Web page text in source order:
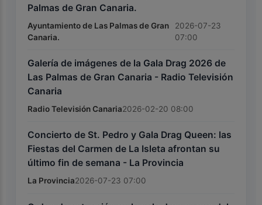
Palmas de Gran Canaria.
Ayuntamiento de Las Palmas de Gran
Canaria.
2026-07-23
07:00
Galería de imágenes de la Gala Drag 2026 de
Las Palmas de Gran Canaria - Radio Televisión
Canaria
Radio Televisión Canaria2026-02-20 08:00
Concierto de St. Pedro y Gala Drag Queen: las
Fiestas del Carmen de La Isleta afrontan su
último fin de semana - La Provincia
La Provincia2026-07-23 07:00